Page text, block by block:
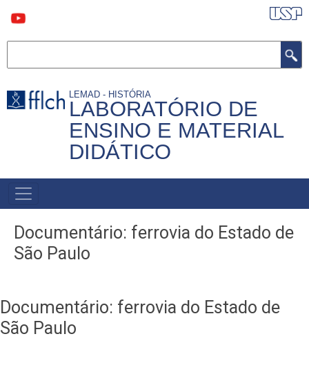
para
conteúdo
LEMAD - HISTÓRIA
LABORATÓRIO DE
ENSINO E MATERIAL
DIDÁTICO
MAIN
NAVIGATION
Documentário: ferrovia do Estado de
São Paulo
Documentário: ferrovia do Estado de
São Paulo